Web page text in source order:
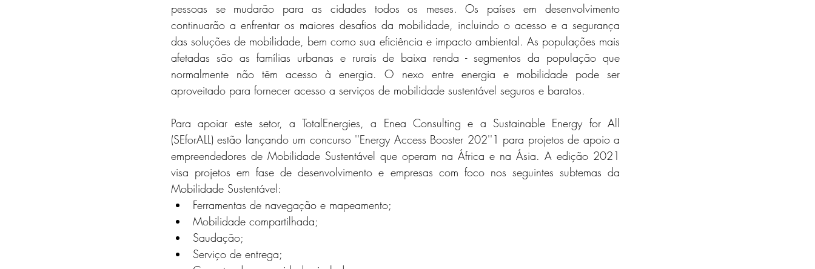
pessoas se mudarão para as cidades todos os meses. Os países em desenvolvimento
continuarão a enfrentar os maiores desafios da mobilidade, incluindo o acesso e a segurança
das soluções de mobilidade, bem como sua eficiência e impacto ambiental. As populações mais
afetadas são as famílias urbanas e rurais de baixa renda - segmentos da população que
normalmente não têm acesso à energia. O nexo entre energia e mobilidade pode ser
aproveitado para fornecer acesso a serviços de mobilidade sustentável seguros e baratos.
Para apoiar este setor, a TotalEnergies, a Enea Consulting e a Sustainable Energy for All
(SEforALL) estão lançando um concurso ''Energy Access Booster 202''1 para projetos de apoio a
empreendedores de Mobilidade Sustentável que operam na África e na Ásia. A edição 2021
visa projetos em fase de desenvolvimento e empresas com foco nos seguintes subtemas da
Mobilidade Sustentável:
Ferramentas de navegação e mapeamento;
Mobilidade compartilhada;
Saudação;
Serviço de entrega;